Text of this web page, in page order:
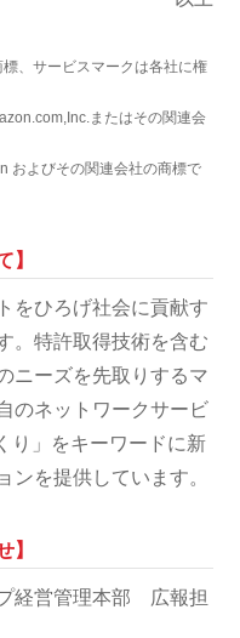
、サービスマークは各社に権
またはその関連会
およびその関連会社の商標で
】
をひろげ社会に貢献す
。特許取得技術を含む
ニーズを先取りするマ
のネットワークサービ
り」をキーワードに新
ンを提供しています。
】
経営管理本部 広報担